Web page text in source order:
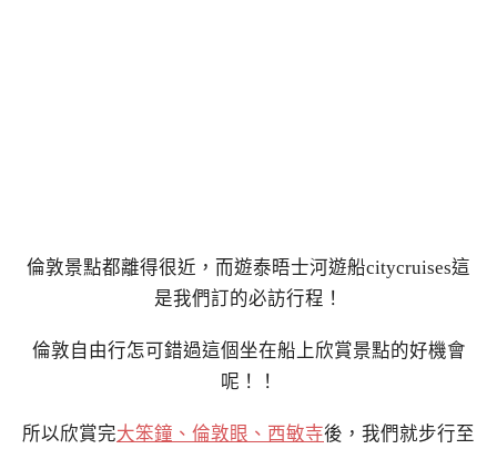
倫敦景點都離得很近，而遊泰晤士河遊船citycruises這
是我們訂的必訪行程！
倫敦自由行怎可錯過這個坐在船上欣賞景點的好機會
呢！！
所以欣賞完大笨鐘、倫敦眼、西敏寺後，我們就步行至